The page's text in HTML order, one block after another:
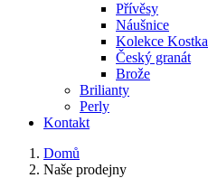
Přívěsy
Náušnice
Kolekce Kostka
Český granát
Brože
Brilianty
Perly
Kontakt
Domů
Naše prodejny